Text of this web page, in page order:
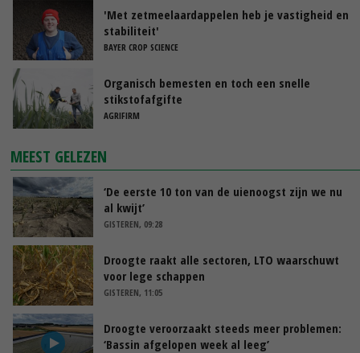
'Met zetmeelaardappelen heb je vastigheid en
stabiliteit'
BAYER CROP SCIENCE
Organisch bemesten en toch een snelle
stikstofafgifte
AGRIFIRM
MEEST GELEZEN
‘De eerste 10 ton van de uienoogst zijn we nu
al kwijt’
GISTEREN, 09:28
Droogte raakt alle sectoren, LTO waarschuwt
voor lege schappen
GISTEREN, 11:05
Droogte veroorzaakt steeds meer problemen:
‘Bassin afgelopen week al leeg’